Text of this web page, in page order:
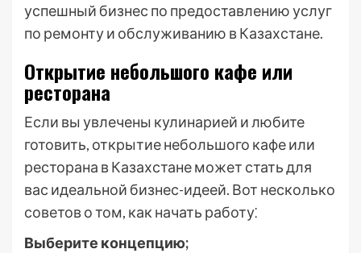
успешный бизнес по предоставлению услуг
по ремонту и обслуживанию в Казахстане.
Открытие небольшого кафе или
ресторана
Если вы увлечены кулинарией и любите
готовить, открытие небольшого кафе или
ресторана в Казахстане может стать для
вас идеальной бизнес-идеей. Вот несколько
советов о том, как начать работу⁚
Выберите концепцию;